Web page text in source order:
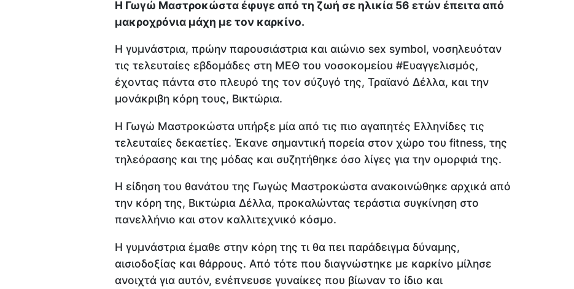
Η Γωγώ Μαστροκώστα έφυγε από τη ζωή σε ηλικία 56 ετών έπειτα από
μακροχρόνια μάχη με τον καρκίνο.
Η γυμνάστρια, πρώην παρουσιάστρια και αιώνιο sex symbol, νοσηλευόταν
τις τελευταίες εβδομάδες στη ΜΕΘ του νοσοκομείου #Ευαγγελισμός,
έχοντας πάντα στο πλευρό της τον σύζυγό της, Τραϊανό Δέλλα, και την
μονάκριβη κόρη τους, Βικτώρια.
Η Γωγώ Μαστροκώστα υπήρξε μία από τις πιο αγαπητές Ελληνίδες τις
τελευταίες δεκαετίες. Έκανε σημαντική πορεία στον χώρο του fitness, της
τηλεόρασης και της μόδας και συζητήθηκε όσο λίγες για την ομορφιά της.
Η είδηση του θανάτου της Γωγώς Μαστροκώστα ανακοινώθηκε αρχικά από
την κόρη της, Βικτώρια Δέλλα, προκαλώντας τεράστια συγκίνηση στο
πανελλήνιο και στον καλλιτεχνικό κόσμο.
Η γυμνάστρια έμαθε στην κόρη της τι θα πει παράδειγμα δύναμης,
αισιοδοξίας και θάρρους. Από τότε που διαγνώστηκε με καρκίνο μίλησε
ανοιχτά για αυτόν, ενέπνευσε γυναίκες που βίωναν το ίδιο και